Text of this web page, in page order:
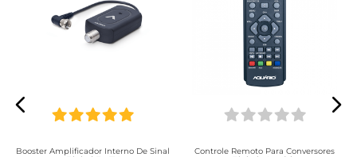
Booster Amplificador Interno De Sinal
Controle Remoto Para Conversores